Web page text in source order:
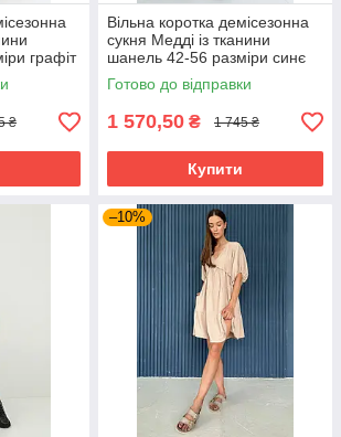
графіт
₴
Вільна коротка демісезонна
сукня Медді із тканини
шанель 42-56 разміри синє
Готово до відправки
1 570,50 ₴ 1 745 ₴
Купити
–10%